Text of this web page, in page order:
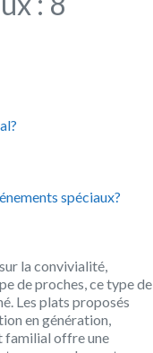
spéciaux?
la convivialité,
de proches, ce type de
Les plats proposés
en génération,
familial offre une